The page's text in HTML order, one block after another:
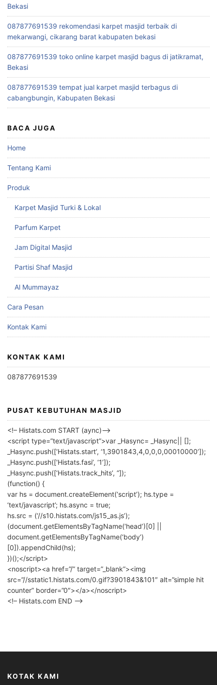
Bekasi
087877691539 rekomendasi karpet masjid terbaik di
mekarwangi, cikarang barat kabupaten bekasi
087877691539 toko online karpet masjid bagus di jatikramat,
Bekasi
087877691539 tempat jual karpet masjid terbagus di
cabangbungin, Kabupaten Bekasi
BACA JUGA
Home
Tentang Kami
Produk
Karpet Masjid Turki & Lokal
Parfum Karpet
Jam Digital Masjid
Partisi Shaf Masjid
Al Mummayaz
Cara Pesan
Kontak Kami
KONTAK KAMI
087877691539
PUSAT KEBUTUHAN MASJID
<!– Histats.com START (aync)–>
<script type=”text/javascript”>var _Hasync= _Hasync|| [];
_Hasync.push([‘Histats.start’, ‘1,3901843,4,0,0,0,00010000’]);
_Hasync.push([‘Histats.fasi’, ‘1’]);
_Hasync.push([‘Histats.track_hits’, ”]);
(function() {
var hs = document.createElement(‘script’); hs.type =
‘text/javascript’; hs.async = true;
hs.src = (‘//s10.histats.com/js15_as.js’);
(document.getElementsByTagName(‘head’)[0] ||
document.getElementsByTagName(‘body’)
[0]).appendChild(hs);
})();</script>
<noscript><a href=”/” target=”_blank”><img
src=”//sstatic1.histats.com/0.gif?3901843&101″ alt=”simple hit
counter” border=”0″></a></noscript>
<!– Histats.com END –>
KOTAK KAMI